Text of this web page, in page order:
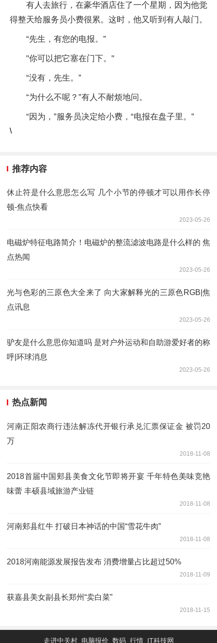
有人去旅行，在豪华酒店住了一个星期，因为他觉
得整天给服务员小费很累。这时，他又听到有人敲门。
“先生，有您的电报。”
"你可以把它塞在门下。"
“没有，先生。”
“为什么不呢？”有人不耐烦地问。
“因为，”服务员决定给小费，“电报在盘子里。”
\
推荐内容
休止符是什么意思怎么写 几个小节的停顿才可以用作长停
顿-焦点快看
2023-05-26
电磁炉特征电路简介！电磁炉的整流滤波电路是什么样的 焦
点热闻
2023-05-26
光与色彩的三原色大全来了 向大家解释光的三原色RGB|焦
点讯息
2023-05-26
驴友是什么意思你知道吗 是对户外运动和自助游爱好者的称
呼|环球消息
2023-05-26
热点新闻
河南正阳农商行违法解冻代开银行承兑汇票保证金 被罚20
万
2018-11-08
2018首届中国郏县美食文化节即将开宴 千年特色美味竞艳
味蕾 丰硕县域旅游产业链
2018-11-08
河南郏县红牛 打破日本神话的中国“雪花牛肉”
2018-11-08
2018河南能源发展报告发布 消费增量占比超过50%
2018-11-09
获嘉县美女副县长郑州“卖白菜”
2018-11-15
走进中关村_电脑报价_数码_行情_IT科技网